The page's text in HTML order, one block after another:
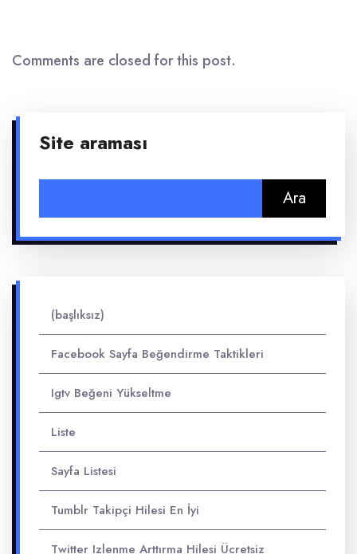
Comments are closed for this post.
Site araması
(başlıksız)
Facebook Sayfa Beğendirme Taktikleri
Igtv Beğeni Yükseltme
Liste
Sayfa Listesi
Tumblr Takipçi Hilesi En İyi
Twitter Izlenme Arttırma Hilesi Ücretsiz